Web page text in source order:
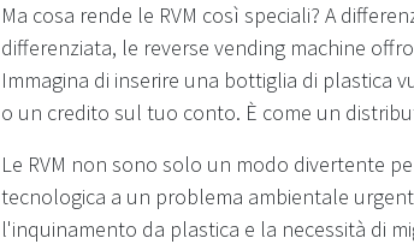
Ma cosa rende le RVM così speciali? A
differenziata, le reverse vending machine
Immagina di inserire una bottiglia di plastica
o un credito sul tuo conto. È come un
Le RVM non sono solo un modo divertente
tecnologica a un problema ambientale
l'inquinamento da plastica e la necessità di